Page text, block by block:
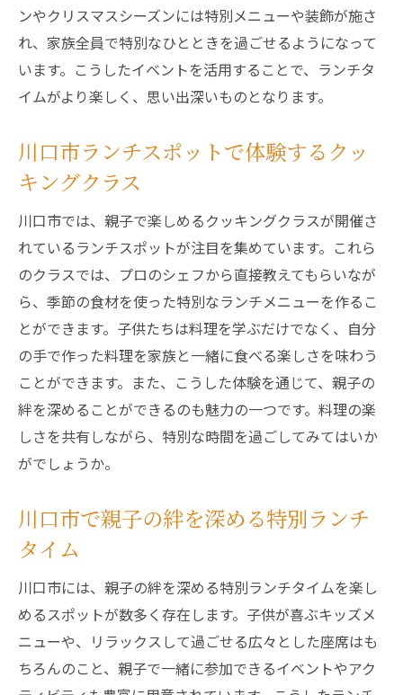
親子で特別な体験を！川口市のランチイベ
ント
川口市でイベントとランチを同時に楽しむ
親子で参加する川口市の楽しいランチ体験
イベントが豊富な川口市の親子ランチスポ
ット
アレルギー対応も安心川口市のファミリーラン
チ
アレルギー対応が安心な川口市のランチス
ポット
親子で安心！川口市のアレルギー対応ラン
チ
川口市で見つけるアレルギーに優しいラン
チ場所
アレルギー対応メニューが充実の川口市ラ
ンチ
川口市で家族全員が楽しめるアレルギー対
応食事
験
川口市で家族の絆を深める特別なランチの過ご
し方
川口市で家族の絆を深めるランチタイム
ンやクリスマスシーズンには特別メニューや装飾が施さ
れ、家族全員で特別なひとときを過ごせるようになって
います。こうしたイベントを活用することで、ランチタ
イムがより楽しく、思い出深いものとなります。
川口市ランチスポットで体験するクッ
キングクラス
川口市では、親子で楽しめるクッキングクラスが開催さ
れているランチスポットが注目を集めています。これら
のクラスでは、プロのシェフから直接教えてもらいなが
ら、季節の食材を使った特別なランチメニューを作るこ
とができます。子供たちは料理を学ぶだけでなく、自分
の手で作った料理を家族と一緒に食べる楽しさを味わう
ことができます。また、こうした体験を通じて、親子の
絆を深めることができるのも魅力の一つです。料理の楽
しさを共有しながら、特別な時間を過ごしてみてはいか
がでしょうか。
川口市で親子の絆を深める特別ランチ
タイム
川口市には、親子の絆を深める特別ランチタイムを楽し
めるスポットが数多く存在します。子供が喜ぶキッズメ
ニューや、リラックスして過ごせる広々とした座席はも
ちろんのこと、親子で一緒に参加できるイベントやアク